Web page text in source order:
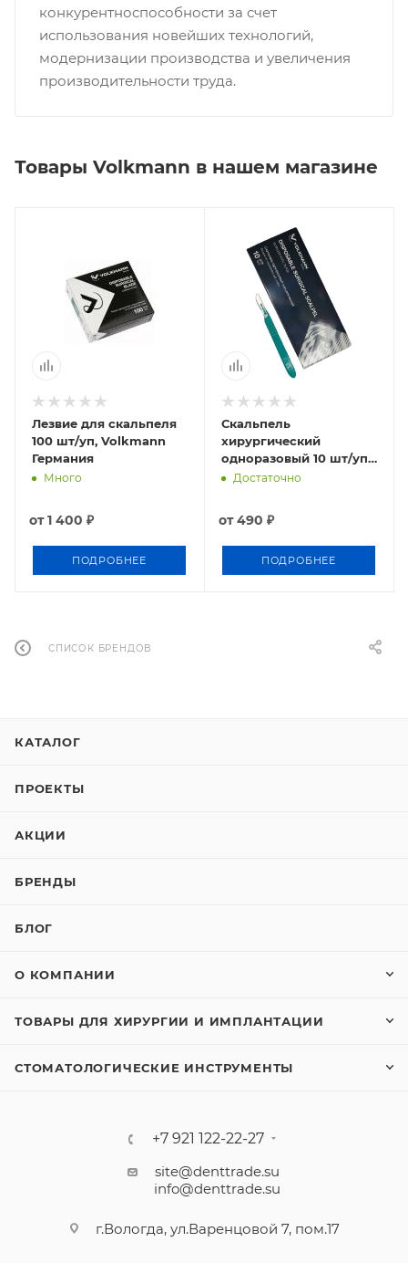
конкурентноспособности за счет
использования новейших технологий,
модернизации производства и увеличения
производительности труда.
Товары Volkmann в нашем магазине
Лезвие для скальпеля
100 шт/уп, Volkmann
Германия
Много
от1 400 ₽
ПОДРОБНЕЕ
Скальпель
хирургический
одноразовый 10 шт/уп,
Volkmann Германия
Достаточно
от490 ₽
ПОДРОБНЕЕ
СПИСОК БРЕНДОВ
КАТАЛОГ
ПРОЕКТЫ
АКЦИИ
БРЕНДЫ
БЛОГ
О КОМПАНИИ
ТОВАРЫ ДЛЯ ХИРУРГИИ И ИМПЛАНТАЦИИ
СТОМАТОЛОГИЧЕСКИЕ ИНСТРУМЕНТЫ
+7 921 122-22-27
site@denttrade.su
info@denttrade.su
г.Вологда, ул.Варенцовой 7, пом.17